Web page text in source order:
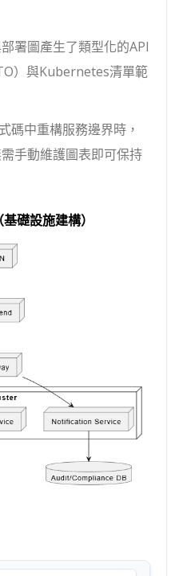
署圖產生了類型化的API
）與Kubernetes清單範
碼中重構服務邊界時，
手動維護圖表即可保持
礎設施建構）